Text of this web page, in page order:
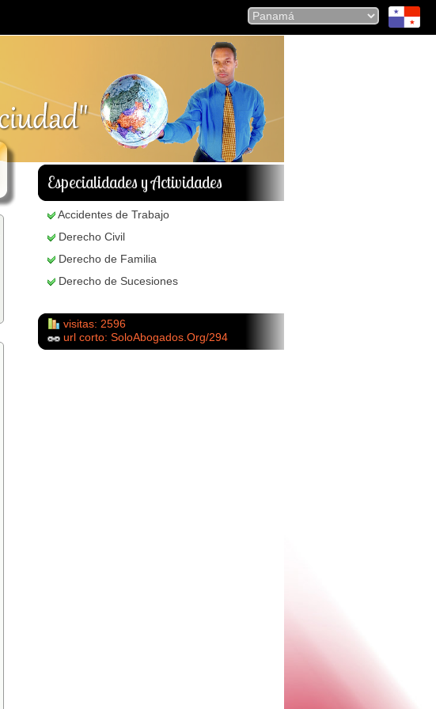
Especialidades y Actividades
Accidentes de Trabajo
Derecho Civil
Derecho de Familia
Derecho de Sucesiones
visitas: 2596
url corto: SoloAbogados.Org/294